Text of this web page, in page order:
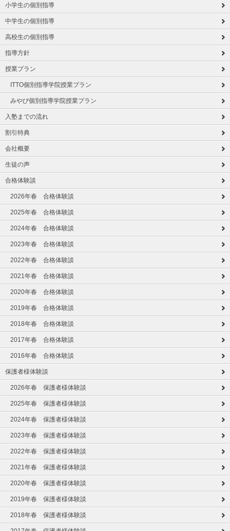
小学生の個別指導
中学生の個別指導
高校生の個別指導
指導方針
授業プラン
ITTO個別指導学院授業プラン
みやび個別指導学院授業プラン
入塾までの流れ
割引特典
会社概要
生徒の声
合格体験談
2026年春 合格体験談
2025年春 合格体験談
2024年春 合格体験談
2023年春 合格体験談
2022年春 合格体験談
2021年春 合格体験談
2020年春 合格体験談
2019年春 合格体験談
2018年春 合格体験談
2017年春 合格体験談
2016年春 合格体験談
保護者様体験談
2026年春 保護者様体験談
2025年春 保護者様体験談
2024年春 保護者様体験談
2023年春 保護者様体験談
2022年春 保護者様体験談
2021年春 保護者様体験談
2020年春 保護者様体験談
2019年春 保護者様体験談
2018年春 保護者様体験談